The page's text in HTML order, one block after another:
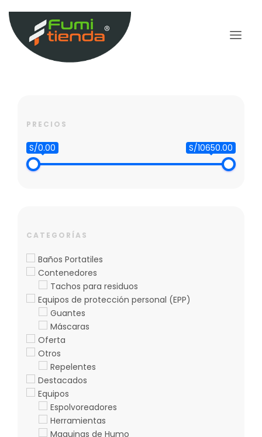
PRECIOS
S/0.00 S/10650.00
CATEGORÍAS
Baños Portatiles
Contenedores
Tachos para residuos
Equipos de protección personal (EPP)
Guantes
Máscaras
Oferta
Otros
Repelentes
Destacados
Equipos
Espolvoreadores
Herramientas
Maquinas de Humo